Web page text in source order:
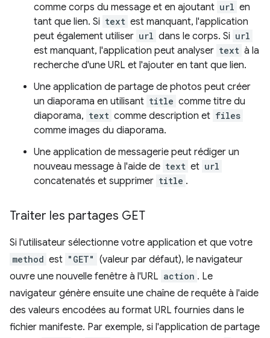
comme corps du message et en ajoutant url en
tant que lien. Si text est manquant, l'application
peut également utiliser url dans le corps. Si url
est manquant, l'application peut analyser text à la
recherche d'une URL et l'ajouter en tant que lien.
Une application de partage de photos peut créer
un diaporama en utilisant title comme titre du
diaporama, text comme description et files
comme images du diaporama.
Une application de messagerie peut rédiger un
nouveau message à l'aide de text et url
concatenatés et supprimer title .
Traiter les partages GET
Si l'utilisateur sélectionne votre application et que votre
method est "GET" (valeur par défaut), le navigateur
ouvre une nouvelle fenêtre à l'URL action . Le
navigateur génère ensuite une chaîne de requête à l'aide
des valeurs encodées au format URL fournies dans le
fichier manifeste. Par exemple, si l'application de partage